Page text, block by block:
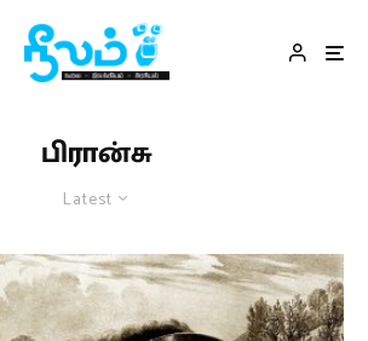
பிரான்சு
Latest